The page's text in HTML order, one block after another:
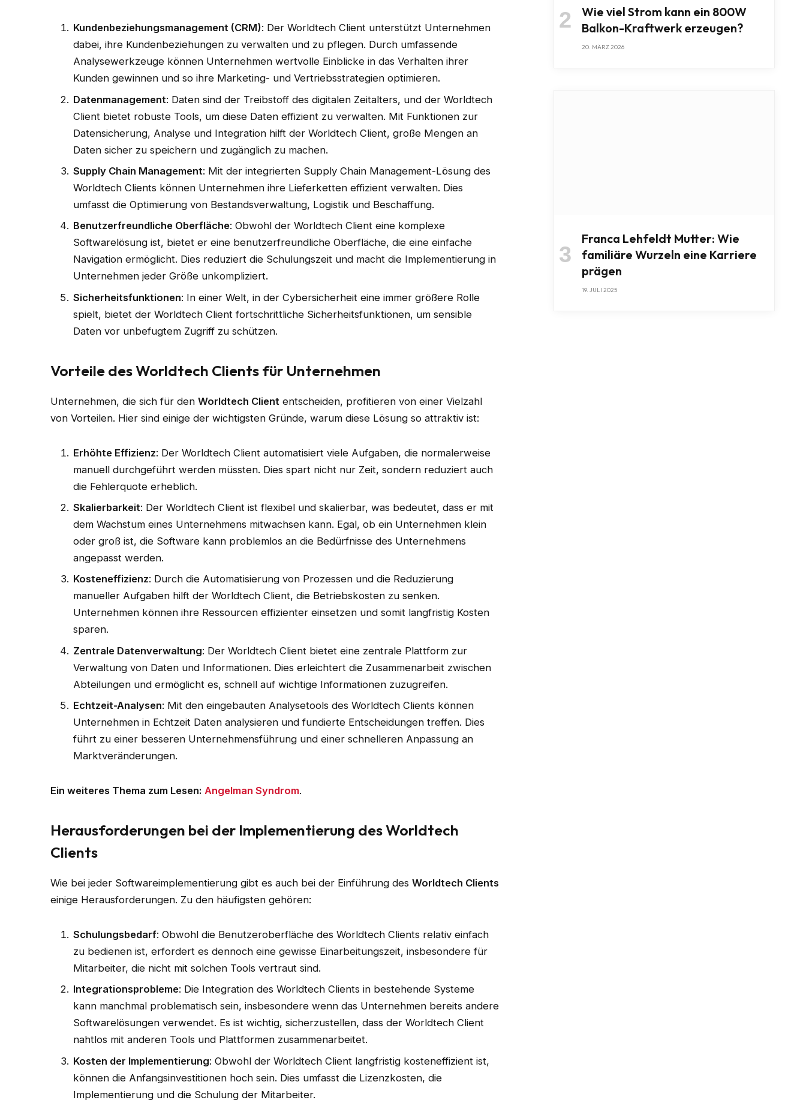
Kundenbeziehungsmanagement (CRM): Der Worldtech Client unterstützt Unternehmen
dabei, ihre Kundenbeziehungen zu verwalten und zu pflegen. Durch umfassende
Analysewerkzeuge können Unternehmen wertvolle Einblicke in das Verhalten ihrer
Kunden gewinnen und so ihre Marketing- und Vertriebsstrategien optimieren.
Datenmanagement: Daten sind der Treibstoff des digitalen Zeitalters, und der Worldtech
Client bietet robuste Tools, um diese Daten effizient zu verwalten. Mit Funktionen zur
Datensicherung, Analyse und Integration hilft der Worldtech Client, große Mengen an
Daten sicher zu speichern und zugänglich zu machen.
Supply Chain Management: Mit der integrierten Supply Chain Management-Lösung des
Worldtech Clients können Unternehmen ihre Lieferketten effizient verwalten. Dies
umfasst die Optimierung von Bestandsverwaltung, Logistik und Beschaffung.
Benutzerfreundliche Oberfläche: Obwohl der Worldtech Client eine komplexe
Softwarelösung ist, bietet er eine benutzerfreundliche Oberfläche, die eine einfache
Navigation ermöglicht. Dies reduziert die Schulungszeit und macht die Implementierung in
Unternehmen jeder Größe unkompliziert.
Sicherheitsfunktionen: In einer Welt, in der Cybersicherheit eine immer größere Rolle
spielt, bietet der Worldtech Client fortschrittliche Sicherheitsfunktionen, um sensible
Daten vor unbefugtem Zugriff zu schützen.
Vorteile des Worldtech Clients für Unternehmen
Unternehmen, die sich für denWorldtech Client entscheiden, profitieren von einer Vielzahl
von Vorteilen. Hier sind einige der wichtigsten Gründe, warum diese Lösung so attraktiv ist:
Erhöhte Effizienz: Der Worldtech Client automatisiert viele Aufgaben, die normalerweise
manuell durchgeführt werden müssten. Dies spart nicht nur Zeit, sondern reduziert auch
die Fehlerquote erheblich.
Skalierbarkeit: Der Worldtech Client ist flexibel und skalierbar, was bedeutet, dass er mit
dem Wachstum eines Unternehmens mitwachsen kann. Egal, ob ein Unternehmen klein
oder groß ist, die Software kann problemlos an die Bedürfnisse des Unternehmens
angepasst werden.
Kosteneffizienz: Durch die Automatisierung von Prozessen und die Reduzierung
manueller Aufgaben hilft der Worldtech Client, die Betriebskosten zu senken.
Unternehmen können ihre Ressourcen effizienter einsetzen und somit langfristig Kosten
sparen.
Zentrale Datenverwaltung: Der Worldtech Client bietet eine zentrale Plattform zur
Verwaltung von Daten und Informationen. Dies erleichtert die Zusammenarbeit zwischen
Abteilungen und ermöglicht es, schnell auf wichtige Informationen zuzugreifen.
Echtzeit-Analysen: Mit den eingebauten Analysetools des Worldtech Clients können
Unternehmen in Echtzeit Daten analysieren und fundierte Entscheidungen treffen. Dies
führt zu einer besseren Unternehmensführung und einer schnelleren Anpassung an
Marktveränderungen.
Ein weiteres Thema zum Lesen: Angelman Syndrom.
Herausforderungen bei der Implementierung des Worldtech
Clients
Wie bei jeder Softwareimplementierung gibt es auch bei der Einführung desWorldtech Clients
einige Herausforderungen. Zu den häufigsten gehören:
Schulungsbedarf: Obwohl die Benutzeroberfläche des Worldtech Clients relativ einfach
zu bedienen ist, erfordert es dennoch eine gewisse Einarbeitungszeit, insbesondere für
Mitarbeiter, die nicht mit solchen Tools vertraut sind.
Integrationsprobleme: Die Integration des Worldtech Clients in bestehende Systeme
kann manchmal problematisch sein, insbesondere wenn das Unternehmen bereits andere
Softwarelösungen verwendet. Es ist wichtig, sicherzustellen, dass der Worldtech Client
nahtlos mit anderen Tools und Plattformen zusammenarbeitet.
Kosten der Implementierung: Obwohl der Worldtech Client langfristig kosteneffizient ist,
können die Anfangsinvestitionen hoch sein. Dies umfasst die Lizenzkosten, die
Implementierung und die Schulung der Mitarbeiter.
Wie viel Strom kann ein 800W
Balkon-Kraftwerk erzeugen?
20. MÄRZ 2026
Franca Lehfeldt Mutter: Wie
familiäre Wurzeln eine Karriere
prägen
19. JULI 2025